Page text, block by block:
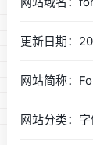
更新日期：
网站简称：
网站分类：